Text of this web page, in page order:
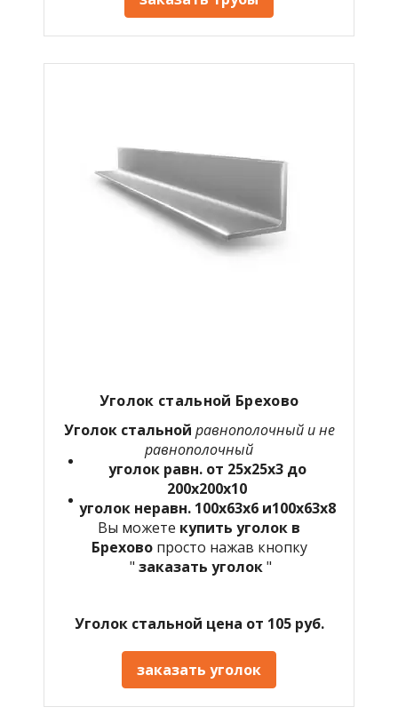
Уголок стальной Брехово
Уголок стальной равнополочный и не
равнополочный
уголок равн. от 25х25х3 до
200х200х10
уголок неравн. 100х63х6 и100х63х8
Вы можете купить уголок в
Брехово просто нажав кнопку
" заказать уголок"
Уголок стальной цена от 105 руб.
заказать уголок